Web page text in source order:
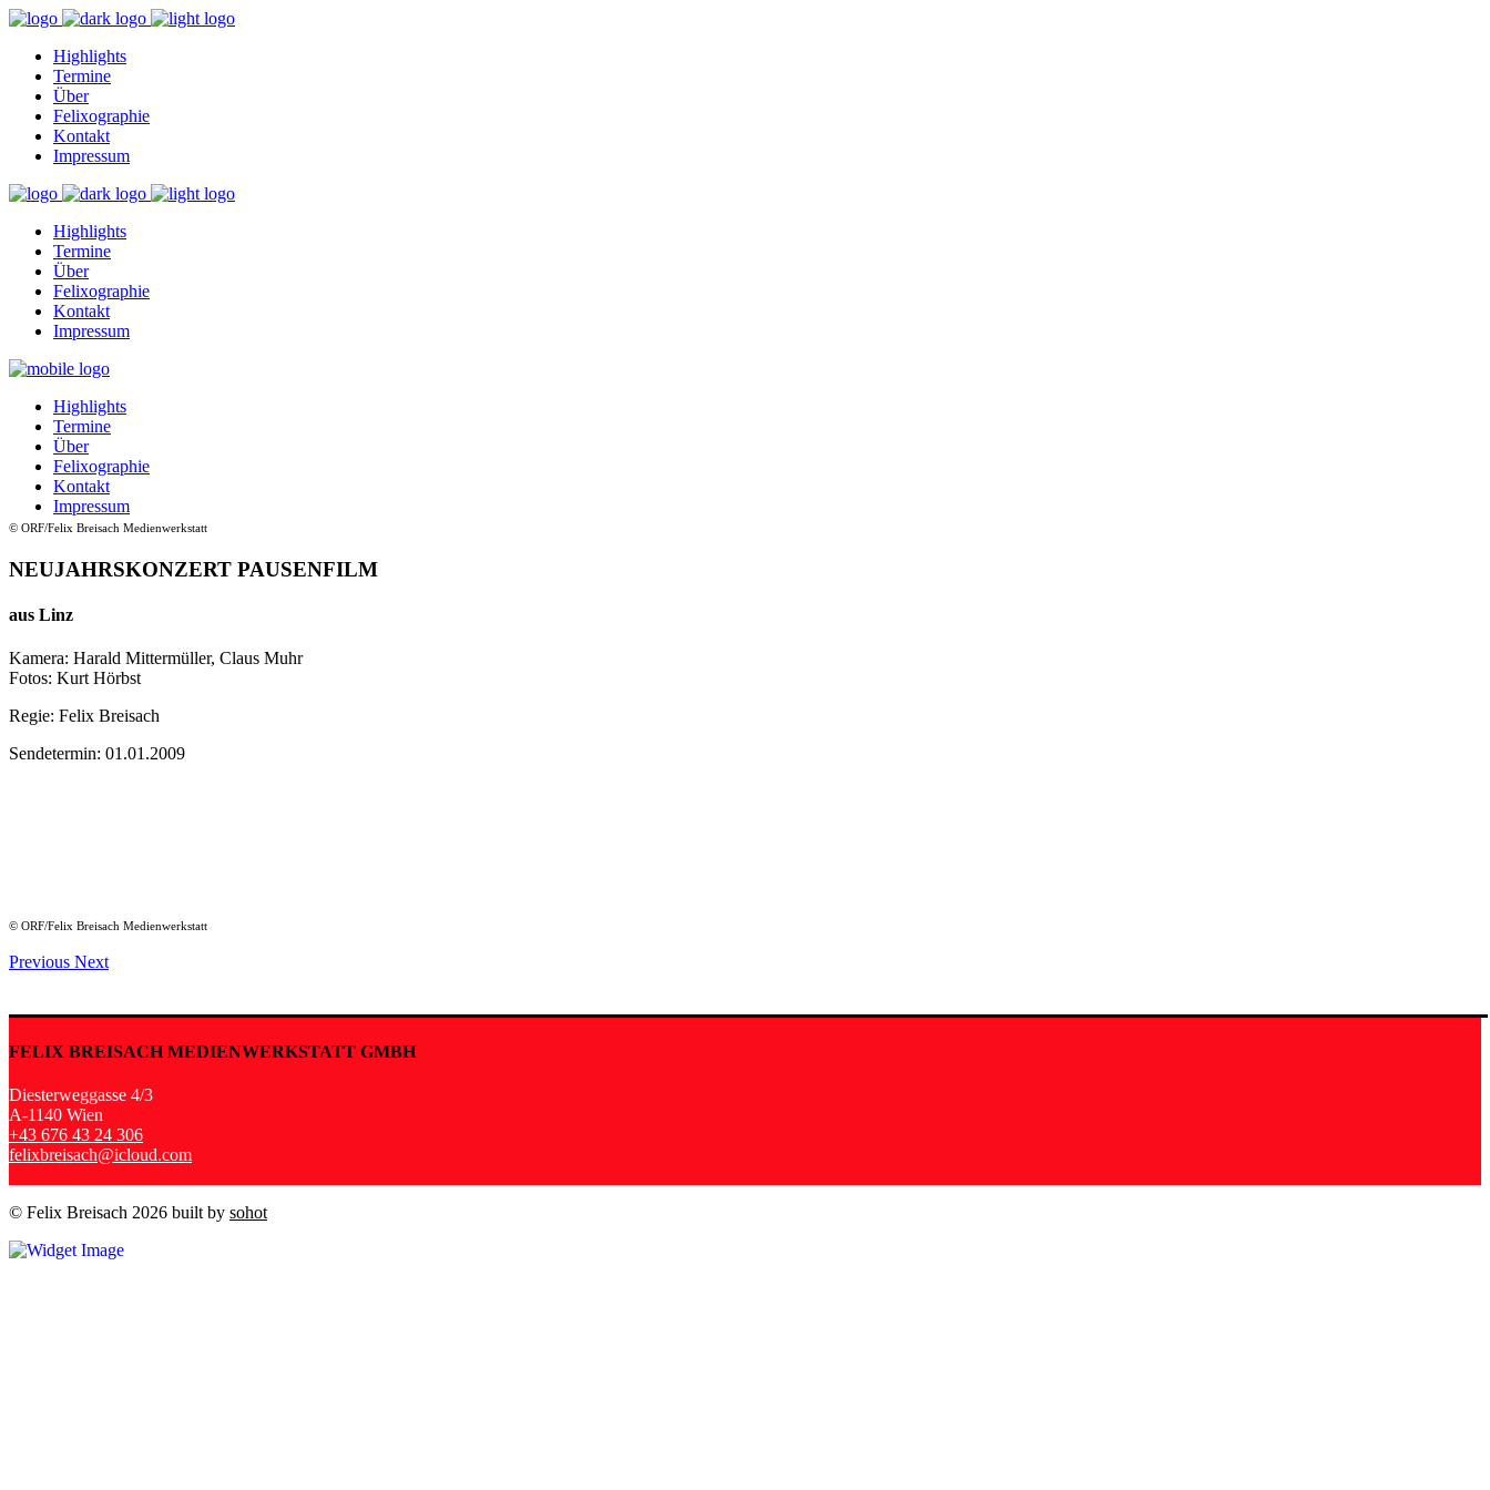
Highlights
Termine
Über
Felixographie
Kontakt
Impressum
Highlights
Termine
Über
Felixographie
Kontakt
Impressum
Highlights
Termine
Über
Felixographie
Kontakt
Impressum
© ORF/Felix Breisach Medienwerkstatt
NEUJAHRSKONZERT PAUSENFILM
aus Linz
Kamera: Harald Mittermüller, Claus Muhr
Fotos: Kurt Hörbst
Regie: Felix Breisach
Sendetermin: 01.01.2009
© ORF/Felix Breisach Medienwerkstatt
Previous Next
FELIX BREISACH MEDIENWERKSTATT GMBH
Diesterweggasse 4/3
A-1140 Wien
+43 676 43 24 306
felixbreisach@icloud.com
© Felix Breisach 2026 built by sohot